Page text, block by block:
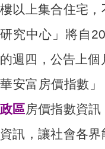
樓以上集合住宅
研究中心」將自
的週四，公告上
華安富房價指數
政區房價指數資
資訊，讓社會各界